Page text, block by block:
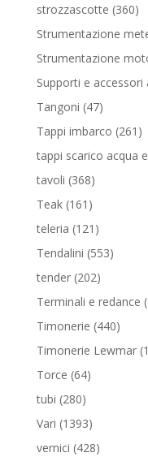
strozzascotte 360360
Strumentazione
Strumentazione
Supporti e accessori
Tangoni 4747
prodotti
Tappi imbarco 261
tappi scarico acqua
tavoli 368368
prodotti
Teak 161 161
prodotti
teleria 121 121
prodotti
Tendalini 553553
tender 202202
prodotti
Terminali e redance
Timonerie 440440
Timonerie Lewmar
Torce 6464
tubi 280280
prodotti
Vari 13931393
prodotti
vernici 428428